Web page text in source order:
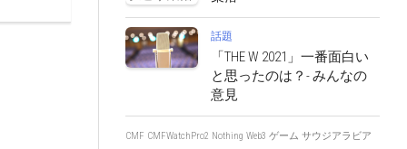
話題
「THE W 2021」一番面白い
と思ったのは？- みんなの
意見
CMF CMFWatchPro2 Nothing Web3 ゲーム サウジアラビア